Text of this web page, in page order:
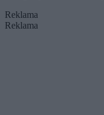
Reklama
Reklama